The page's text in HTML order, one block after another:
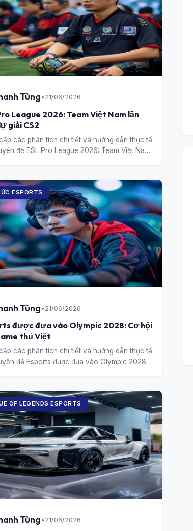
Tùng• 21/06/2026
League 2026: Team Việt Nam lần
giải CS2
các phân tích chi tiết và hướng dẫn thực tế
đề ESL Pro League 2026: Team Việt Nam
ESPORTS
Tùng• 21/06/2026
được đưa vào Olympic 2028: Cơ hội
thủ Việt
các phân tích chi tiết và hướng dẫn thực tế
đề Esports được đưa vào Olympic 2028:
OF LEGENDS ESPORTS
Tùng• 21/06/2026